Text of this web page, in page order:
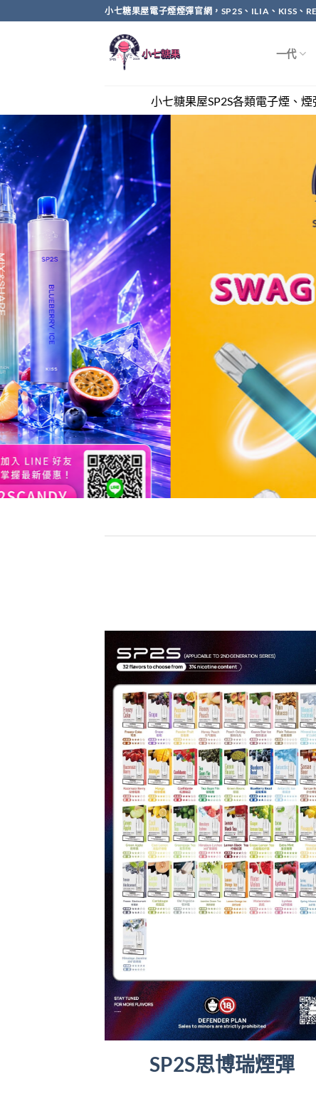
to
小七糖果屋電子煙煙彈官網，SP2S、ILIA、KISS、
一代
小七糖果屋SP2S各類電子煙、煙彈全網最優惠，
SP2S思博瑞煙彈